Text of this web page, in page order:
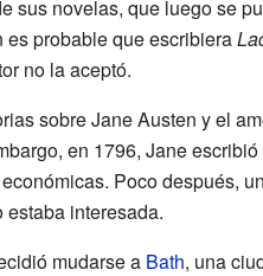
sus novelas, que luego se
es probable que escribiera
no la aceptó.
sobre Jane Austen y el
en 1796, Jane
Poco después,
interesada.
mudarse a Bath, una